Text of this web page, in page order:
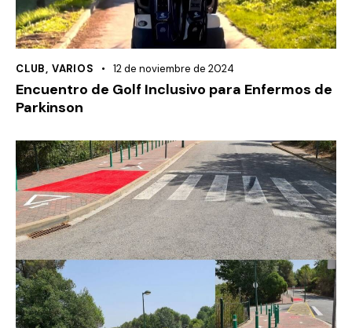
CLUB, VARIOS 12 de noviembre de 2024
Encuentro de Golf Inclusivo para Enfermos de
Parkinson